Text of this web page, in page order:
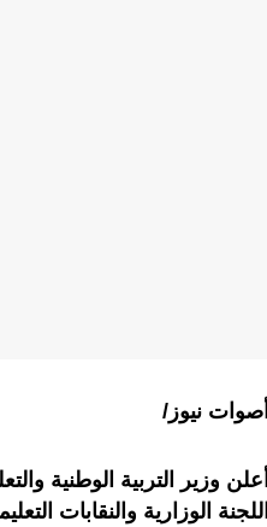
أصوات نيوز/
أعلن وزير التربية الوطنية
اللجنة الوزارية والنقابات